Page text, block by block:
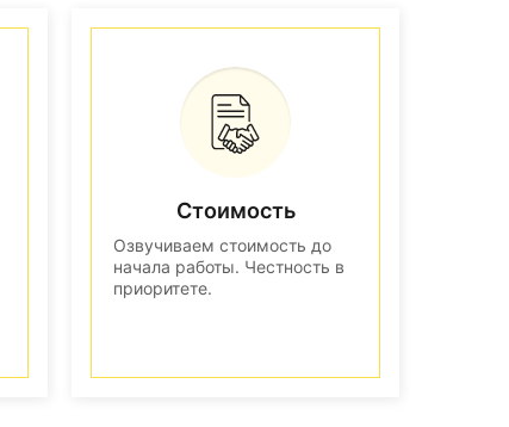
Стоимость
Озвучиваем стоимость до
начала работы. Честность в
приоритете.